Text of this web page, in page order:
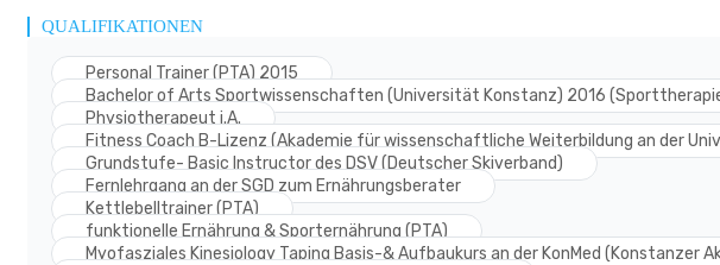
QUALIFIKATIONEN
Personal Trainer (PTA) 2015
Bachelor of Arts Sportwissenschaften (Universität Konstanz) 2016
Physiotherapeut i.A.
Fitness Coach B-Lizenz (Akademie für wissenschaftliche Weiterbildung an der
Grundstufe- Basic Instructor des DSV (Deutscher Skiverband)
Fernlehrgang an der SGD zum Ernährungsberater
Kettlebelltrainer (PTA)
funktionelle Ernährung & Sporternährung (PTA)
Myofasziales Kinesiology Taping Basis-& Aufbaukurs an der KonMed (Konstanzer